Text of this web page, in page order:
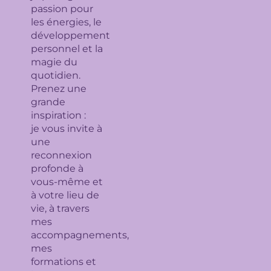
passion pour
les énergies, le
développement
personnel et la
magie du
quotidien.
Prenez une
grande
inspiration :
je vous invite à
une
reconnexion
profonde à
vous-même et
à votre lieu de
vie, à travers
mes
accompagnements,
mes
formations et